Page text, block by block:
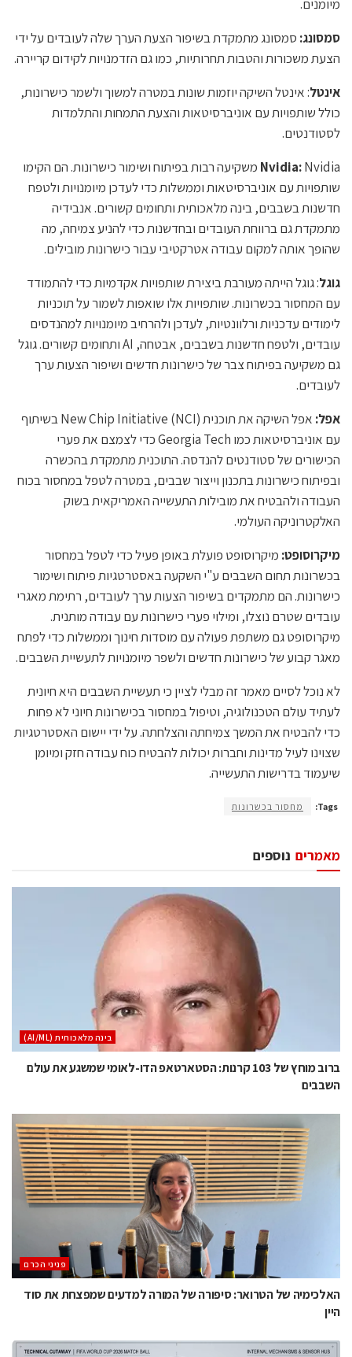
מיומנים.
סמסונג: סמסונג מתמקדת בשיפור הצעת הערך שלה לעובדים על ידי
הצעת משכורות והטבות תחרותיות, כמו גם הזדמנויות לקידום קריירה.
אינטל: אינטל השיקה יוזמות שונות במטרה למשוך ולשמר כישרונות,
כולל שותפויות עם אוניברסיטאות והצעת התמחות והתלמדות
לסטודנטים.
Nvidia:
Nvidia משקיעה רבות בפיתוח ושימור כישרונות. הם הקימו
שותפויות עם אוניברסיטאות וממשלות כדי לעדכן מיומנויות ולטפח
חדשנות בשבבים, בינה מלאכותית ותחומים קשורים. אנבידיה
מתמקדת גם ברווחת העובדים ובחדשנות כדי להניע צמיחה, מה
שהופך אותה למקום עבודה אטרקטיבי עבור כישרונות מובילים.
גוגל: גוגל הייתה מעורבת ביצירת שותפויות אקדמיות כדי להתמודד
עם המחסור בכשרונות. שותפויות אלו שואפות לשמור על תוכניות
לימודים עדכניות ורלוונטיות, לעדכן ולהרחיב מיומנויות למהנדסים
עובדים, ולטפח חדשנות בשבבים, אבטחה, AI ותחומים קשורים. גוגל
גם משקיעה בפיתוח צבר של כישרונות חדשים ושיפור הצעות ערך
לעובדים.
אפל:
אפל השיקה את תוכנית New Chip Initiative (NCI) בשיתוף
עם אוניברסיטאות כמו Georgia Tech כדי לצמצם את פערי
הכישורים של סטודנטים להנדסה. התוכנית מתמקדת בהכשרה
ובפיתוח כישרונות בתכנון וייצור שבבים, במטרה לטפל במחסור בכוח
העבודה ולהבטיח את מובילות התעשייה האמריקאית בשוק
האלקטרוניקה העולמי.
מיקרוסופט: מיקרוסופט פועלת באופן פעיל כדי לטפל במחסור
בכשרונות תחום השבבים ע"י השקעה באסטרטגיות פיתוח ושימור
כישרונות. הם מתמקדים בשיפור הצעות ערך לעובדים, רתימת מאגרי
עובדים שטרם נוצלו, ומילוי פערי כישרונות עם עבודה מותנית.
מיקרוסופט גם משתפת פעולה עם מוסדות חינוך וממשלות כדי לפתח
מאגר קבוע של כישרונות חדשים ולשפר מיומנויות לתעשיית השבבים.
לא נוכל לסיים מאמר זה מבלי לציין כי תעשיית השבבים היא חיונית
לעתיד עולם הטכנולוגיה, וטיפול במחסור בכישרונות חיוני לא פחות
כדי להבטיח את המשך צמיחתה והצלחתה. על ידי יישום האסטרטגיות
שצוינו לעיל מדינות וחברות יכולות להבטיח כוח עבודה חזק ומיומן
שיעמוד בדרישות התעשייה.
Tags: מחסור בכשרונות
נוספים מאמרים
בינה מלאכותית (AI/ML)
ברוב מוחץ של 103 קרנות: הסטארטאפ הדו-לאומי שמשגע את עולם
השבבים
פניני הכרם
האלכימיה של הטרואר: סיפורה של המורה למדעים שמפצחת את סוד
היין